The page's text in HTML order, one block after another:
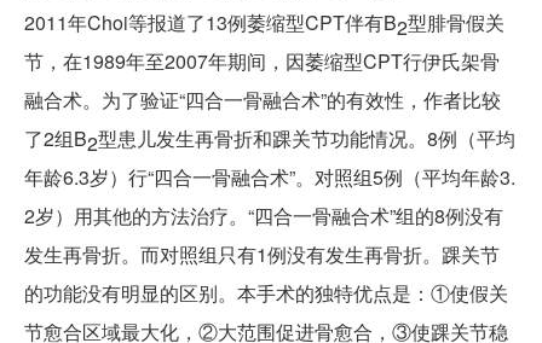
2011年Choi等报道了13例萎缩型CPT伴有B2型腓骨假关
节，在1989年至2007年期间，因萎缩型CPT行伊氏架骨
融合术。为了验证“四合一骨融合术”的有效性，作者比较
了2组B2型患儿发生再骨折和踝关节功能情况。8例（平均
年龄6.3岁）行“四合一骨融合术”。对照组5例（平均年龄3.
2岁）用其他的方法治疗。“四合一骨融合术”组的8例没有
发生再骨折。而对照组只有1例没有发生再骨折。踝关节
的功能没有明显的区别。本手术的独特优点是：①使假关
节愈合区域最大化，②大范围促进骨愈合，③使踝关节稳